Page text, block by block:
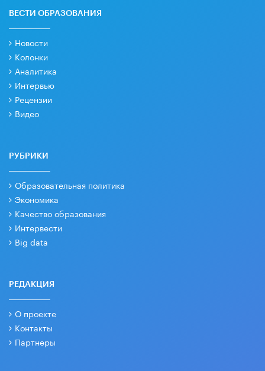
ВЕСТИ ОБРАЗОВАНИЯ
Новости
Колонки
Аналитика
Интервью
Рецензии
Видео
РУБРИКИ
Образовательная политика
Экономика
Качество образования
Интервести
Big data
РЕДАКЦИЯ
О проекте
Контакты
Партнеры